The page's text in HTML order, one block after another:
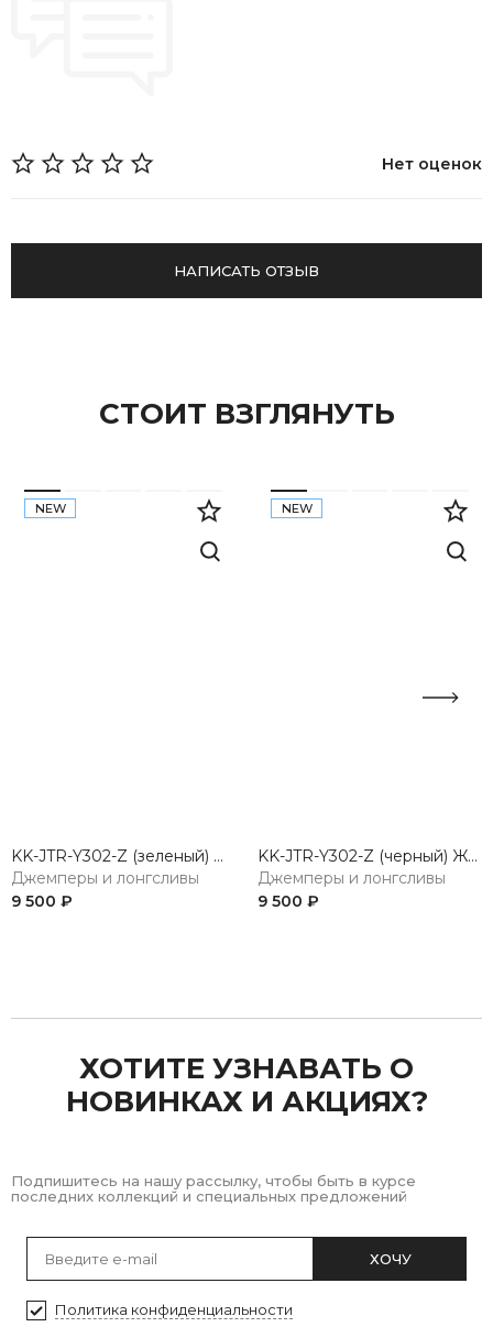
Нет оценок
НАПИСАТЬ ОТЗЫВ
СТОИТ ВЗГЛЯНУТЬ
NEW
KK-JTR-Y302-Z (зеленый) Жакет женский трикотажный
Джемперы и лонгсливы
9 500 ₽
NEW
KK-JTR-Y302-Z (черный) Жакет женский трикотажный
Джемперы и лонгсливы
9 500 ₽
ХОТИТЕ УЗНАВАТЬ О
НОВИНКАХ И АКЦИЯХ?
Подпишитесь на нашу рассылку, чтобы быть в курсе
последних коллекций и специальных предложений
ХОЧУ
Политика конфиденциальности